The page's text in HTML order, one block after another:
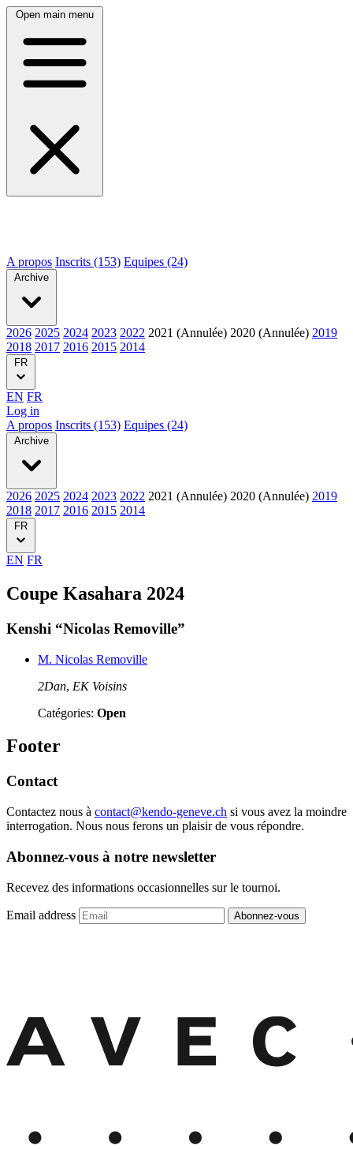
Open main menu
A propos Inscrits (153) Equipes (24)
Archive
2026 2025 2024 2023 2022 2021 (Annulée) 2020 (Annulée) 2019
2018 2017 2016 2015 2014
FR
EN FR
Log in
A propos Inscrits (153) Equipes (24)
Archive
2026 2025 2024 2023 2022 2021 (Annulée) 2020 (Annulée) 2019
2018 2017 2016 2015 2014
FR
EN FR
Coupe Kasahara 2024
Kenshi “Nicolas Removille”
M. Nicolas Removille
2Dan, EK Voisins
Catégories: Open
Footer
Contact
Contactez nous à contact@kendo-geneve.ch si vous avez la moindre
interrogation. Nous nous ferons un plaisir de vous répondre.
Abonnez-vous à notre newsletter
Recevez des informations occasionnelles sur le tournoi.
Email address Abonnez-vous